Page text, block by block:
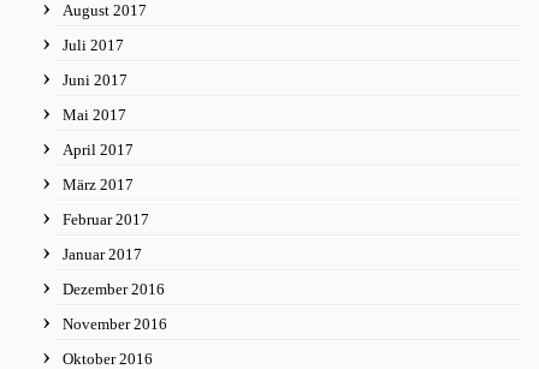
August 2017
Juli 2017
Juni 2017
Mai 2017
April 2017
März 2017
Februar 2017
Januar 2017
Dezember 2016
November 2016
Oktober 2016